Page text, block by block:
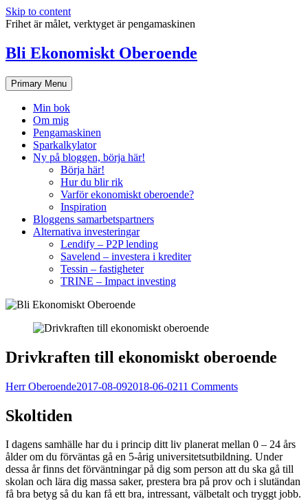
Skip to content
Frihet är målet, verktyget är pengamaskinen
Bli Ekonomiskt Oberoende
Primary Menu
Min bok
Om mig
Pengamaskinen
Sparkalkylator
Ny på bloggen, börja här!
Börja här!
Hur du blir rik
Varför ekonomiskt oberoende?
Inspiration
Bloggens samarbetspartners
Alternativa investeringar
Lendify – P2P lending
Savelend – investera i krediter
Tessin – fastigheter
TRINE – Impact investing
Drivkraften till ekonomiskt oberoende
Herr Oberoende2017-08-092018-06-0211 Comments
Skoltiden
I dagens samhälle har du i princip ditt liv planerat mellan 0 – 24 års
ålder om du förväntas gå en 5-årig universitetsutbildning. Under
dessa år finns det förväntningar på dig som person att du ska gå till
skolan och lära dig massa saker, prestera bra på prov och i slutändan
få bra betyg så du kan få ett bra, intressant, välbetalt och tryggt jobb.